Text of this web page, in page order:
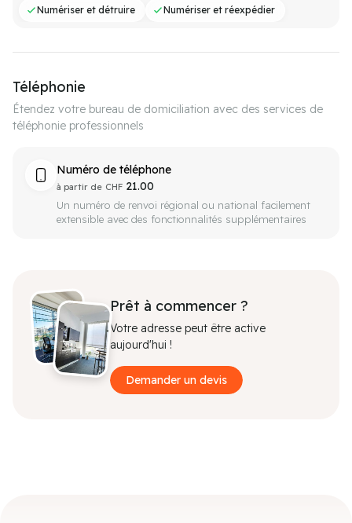
Numériser et détruire Numériser et réexpédier
Téléphonie
Étendez votre bureau de domiciliation avec des services de
téléphonie professionnels
Numéro de téléphone
à partir de CHF 21.00
Un numéro de renvoi régional ou national facilement
extensible avec des fonctionnalités supplémentaires
Prêt à commencer ?
Votre adresse peut être active
aujourd'hui !
Demander un devis